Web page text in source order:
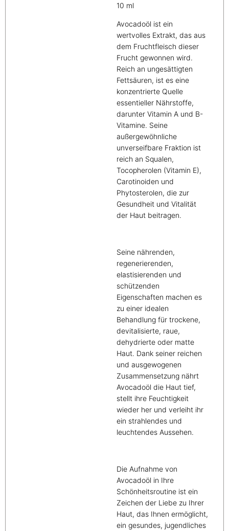
10 ml
Avocadoöl ist ein
wertvolles Extrakt, das aus
dem Fruchtfleisch dieser
Frucht gewonnen wird.
Reich an ungesättigten
Fettsäuren, ist es eine
konzentrierte Quelle
essentieller Nährstoffe,
darunter Vitamin A und B-
Vitamine. Seine
außergewöhnliche
unverseifbare Fraktion ist
reich an Squalen,
Tocopherolen (Vitamin E),
Carotinoiden und
Phytosterolen, die zur
Gesundheit und Vitalität
der Haut beitragen.
Seine nährenden,
regenerierenden,
elastisierenden und
schützenden
Eigenschaften machen es
zu einer idealen
Behandlung für trockene,
devitalisierte, raue,
dehydrierte oder matte
Haut. Dank seiner reichen
und ausgewogenen
Zusammensetzung nährt
Avocadoöl die Haut tief,
stellt ihre Feuchtigkeit
wieder her und verleiht ihr
ein strahlendes und
leuchtendes Aussehen.
Die Aufnahme von
Avocadoöl in Ihre
Schönheitsroutine ist ein
Zeichen der Liebe zu Ihrer
Haut, das Ihnen ermöglicht,
ein gesundes, jugendliches